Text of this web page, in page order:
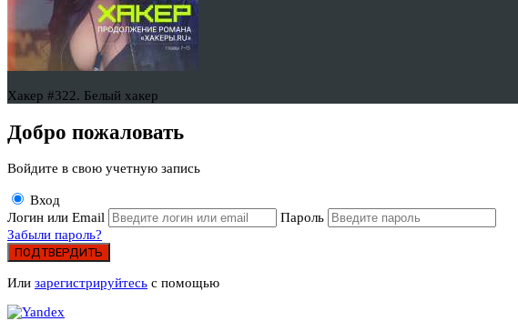
Хакер #322. Белый хакер
Добро пожаловать
Войдите в свою учетную запись
Вход
Логин или Email
Пароль
Забыли пароль?
ПОДТВЕРДИТЬ
Или зарегистрируйтесь с помощью